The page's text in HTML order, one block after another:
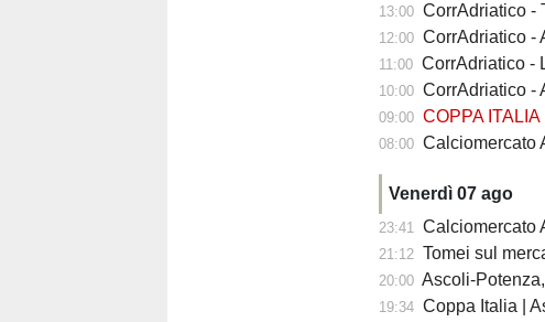
13:00 CorrAdriatico -
12:00 CorrAdriatico -
11:00 CorrAdriatico -
10:00 CorrAdriatico -
09:00 COPPA ITALIA
08:00 Calciomercato Ascoli,
Venerdì 07 ago
23:41 Calciomercato
21:12 Tomei sul
20:00 Ascoli-Potenza,
19:34 Coppa Italia |